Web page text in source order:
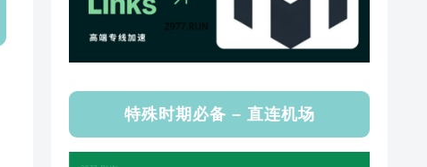
特殊时期必备 – 直连机场